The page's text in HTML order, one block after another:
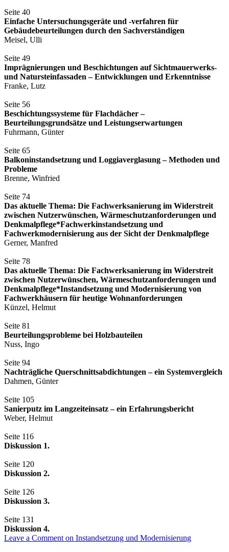
Seite 40
Einfache Untersuchungsgeräte und -verfahren für
Gebäudebeurteilungen durch den Sachverständigen
Meisel, Ulli
Seite 49
Imprägnierungen und Beschichtungen auf Sichtmauerwerks-
und Natursteinfassaden – Entwicklungen und Erkenntnisse
Franke, Lutz
Seite 56
Beschichtungssysteme für Flachdächer –
Beurteilungsgrundsätze und Leistungserwartungen
Fuhrmann, Günter
Seite 65
Balkoninstandsetzung und Loggiaverglasung – Methoden und
Probleme
Brenne, Winfried
Seite 74
Das aktuelle Thema: Die Fachwerksanierung im Widerstreit
zwischen Nutzerwünschen, Wärmeschutzanforderungen und
Denkmalpflege*Fachwerkinstandsetzung und
Fachwerkmodernisierung aus der Sicht der Denkmalpflege
Gerner, Manfred
Seite 78
Das aktuelle Thema: Die Fachwerksanierung im Widerstreit
zwischen Nutzerwünschen, Wärmeschutzanforderungen und
Denkmalpflege*Instandsetzung und Modernisierung von
Fachwerkhäusern für heutige Wohnanforderungen
Künzel, Helmut
Seite 81
Beurteilungsprobleme bei Holzbauteilen
Nuss, Ingo
Seite 94
Nachträgliche Querschnittsabdichtungen – ein Systemvergleich
Dahmen, Günter
Seite 105
Sanierputz im Langzeiteinsatz – ein Erfahrungsbericht
Weber, Helmut
Seite 116
Diskussion 1.
Seite 120
Diskussion 2.
Seite 126
Diskussion 3.
Seite 131
Diskussion 4.
Leave a Comment on Instandsetzung und Modernisierung